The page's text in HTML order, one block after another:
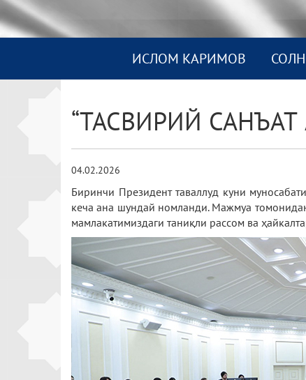
ИСЛОМ КАРИМОВ
“ТАСВИРИЙ
04.02.2026
Биринчи Президент таваллуд куни
кеча ана шундай номланди. Мажмуа
мамлакатимиздаги таниқли рассом ва